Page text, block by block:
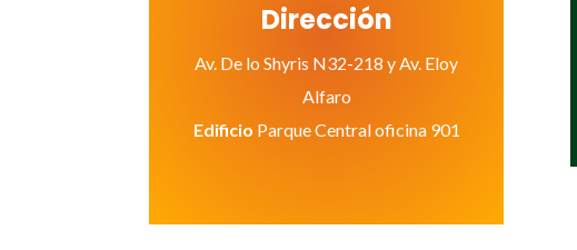
Dirección
Av. De lo Shyris N32-218 y Av. Eloy
Alfaro
Edificio Parque Central oficina 901